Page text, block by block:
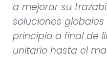
a mejorar su
soluciones
principio a final de
unitario hasta el